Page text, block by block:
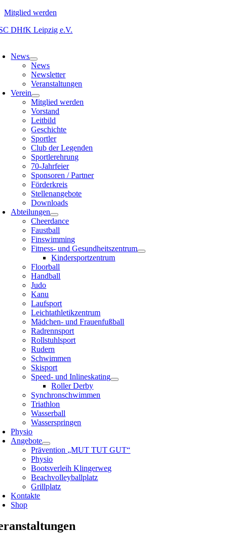
Mitglied werden
Zum
News
News
Newsletter
Veranstaltungen
Verein
Mitglied werden
Vorstand
Leitbild
Geschichte
Sportler
Club der Legenden
Sportlerehrung
70-Jahrfeier
Sponsoren / Partner
Förderkreis
Stellenangebote
Downloads
Abteilungen
Cheerdance
Faustball
Finswimming
Fitness- und Gesundheitszentrum
Kindersportzentrum
Floorball
Handball
Judo
Kanu
Laufsport
Leichtathletikzentrum
Mädchen- und Frauenfußball
Radrennsport
Rollstuhlsport
Rudern
Schwimmen
Skisport
Speed- und Inlineskating
Roller Derby
Synchronschwimmen
Triathlon
Wasserball
Wasserspringen
Physio
Angebote
Prävention „MUT TUT GUT“
Physio
Bootsverleih Klingerweg
Beachvolleyballplatz
Grillplatz
Kontakte
Shop